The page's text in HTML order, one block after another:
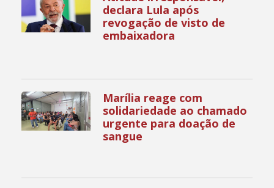
declara Lula após
revogação de visto de
embaixadora
Marília reage com
solidariedade ao chamado
urgente para doação de
sangue